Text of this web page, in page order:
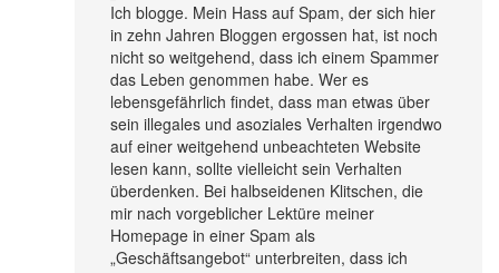
Ich blogge. Mein Hass auf Spam, der sich hier
in zehn Jahren Bloggen ergossen hat, ist noch
nicht so weitgehend, dass ich einem Spammer
das Leben genommen habe. Wer es
lebensgefährlich findet, dass man etwas über
sein illegales und asoziales Verhalten irgendwo
auf einer weitgehend unbeachteten Website
lesen kann, sollte vielleicht sein Verhalten
überdenken. Bei halbseidenen Klitschen, die
mir nach vorgeblicher Lektüre meiner
Homepage in einer Spam als
„Geschäftsangebot“ unterbreiten, dass ich